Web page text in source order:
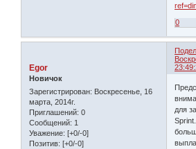
0
Egor
Новичок
Зарегистрирован: Воскресенье, 16
марта, 2014г.
Приглашений: 0
Сообщений: 1
Уважение: [+0/-0]
Позитив: [+0/-0]
для